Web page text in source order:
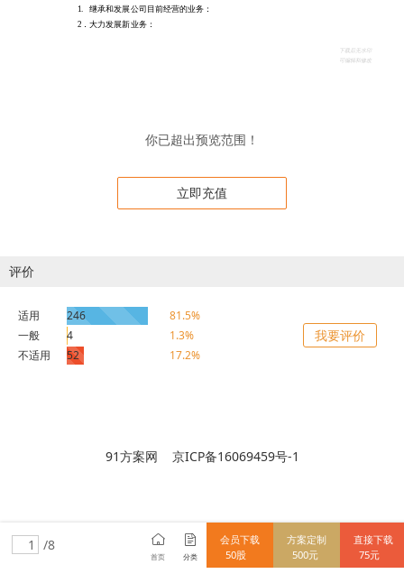
你已超出预览范围！
立即充值
评价
适用 246
81.5%
一般
4
1.3%
不适用
52 17.2%
我要评价
91方案网 京ICP备16069459号-1
15712838148
/8
首页 分类
会员下载
50股
方案定制
500元
直接下载
75元